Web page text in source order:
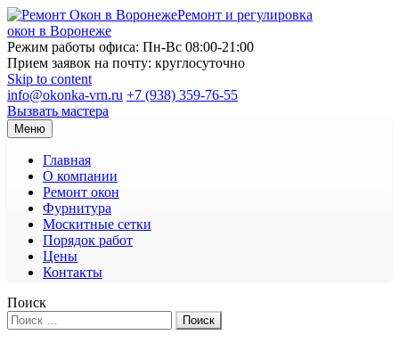
Ремонт и регулировка
окон в Воронеже
Режим работы офиса: Пн-Вс 08:00-21:00
Прием заявок на почту: круглосуточно
Skip to content
info@okonka-vrn.ru +7 (938) 359-76-55
Вызвать мастера
Меню
Главная
О компании
Ремонт окон
Фурнитура
Москитные сетки
Порядок работ
Цены
Контакты
Поиск
Поиск